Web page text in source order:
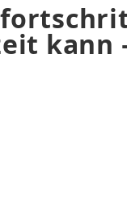
kann